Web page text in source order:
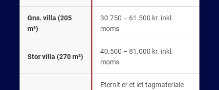
Gns. villa (205
m²)
30.750 – 61.500 kr. inkl.
moms
Stor villa (270 m²)
40.500 – 81.000 kr. inkl.
moms
Eternit er et let tagmateriale